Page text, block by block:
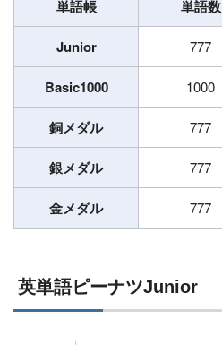
単語帳 単語数
Junior 777
Basic1000 1000
銅メダル 777
銀メダル 777
金メダル 777
英単語ピーナツJunior